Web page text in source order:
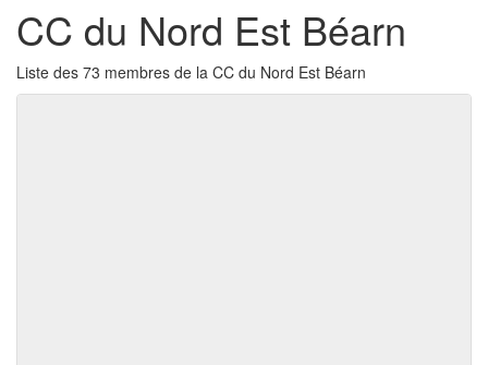
CC du Nord Est Béarn
Liste des 73 membres de la CC du Nord Est Béarn